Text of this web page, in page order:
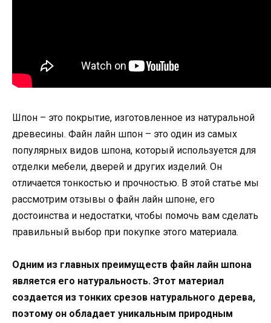
Шпон – это покрытие, изготовленное из натуральной
древесины. Файн лайн шпон – это один из самых
популярных видов шпона, который используется для
отделки мебели, дверей и других изделий. Он
отличается тонкостью и прочностью. В этой статье мы
рассмотрим отзывы о файн лайн шпоне, его
достоинства и недостатки, чтобы помочь вам сделать
правильный выбор при покупке этого материала.
Одним из главных преимуществ файн лайн шпона
является его натуральность. Этот материал
создается из тонких срезов натурального дерева,
поэтому он обладает уникальным природным